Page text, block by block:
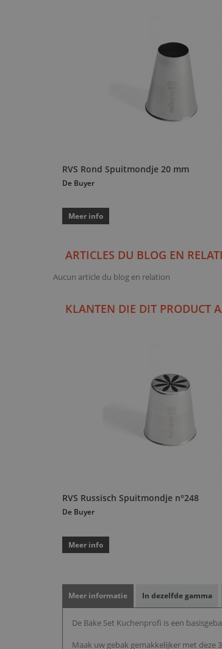
RVS Rond Spuitmondje 20 mm
De Buyer
Meer info
ARTICLES DU BLOG EN
Aucun article du blog en relation
KLANTEN DIE DIT PRODUCT
RVS Russisch Spuitmondje n°248
De Buyer
Meer info
Meer informatie In dezelfde gamma
De Bake Set Kuchenprofi is een
Maak uw gebak gemakkelijker met deze